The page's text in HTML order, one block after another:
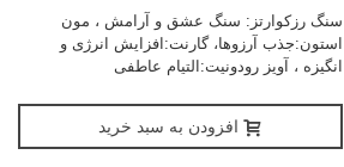
سنگ رزکوارتز: سنگ عشق و آرامش ، مون
استون:جذب آرزوها، گارنت:افزایش انرژی و
انگیزه ، آویز رودونیت:التیام عاطفی
افزودن به سبد خرید